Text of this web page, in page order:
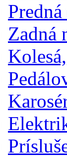
Zadná